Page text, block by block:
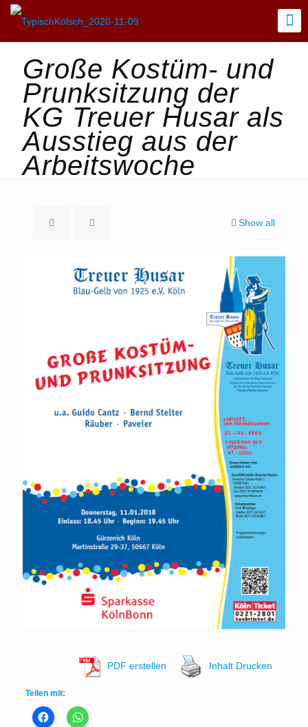
Große Kostüm- und
Prunksitzung der
KG Treuer Husar als
Ausstieg aus der
Arbeitswoche
Show all
PDF erstellen Inhalt Drucken
Teilen mit: